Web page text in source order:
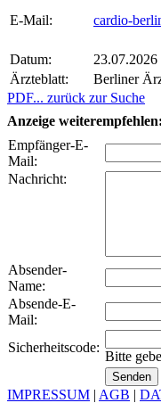
E-Mail: cardio-
Datum:
23.07.2026
Ärzteblatt:
Berliner
PDF... zurück zur Suche
Anzeige weiterempfehlen:
Empfänger-E-
Mail:
Nachricht:
Absender-
Name:
Absende-E-
Mail:
Sicherheitscode:
Bitte
IMPRESSUM | AGB |